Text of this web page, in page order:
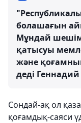
болашағын
Мұндай
қатысуы
және
деді
Сондай-ақ ол
қоғамдық-саяси